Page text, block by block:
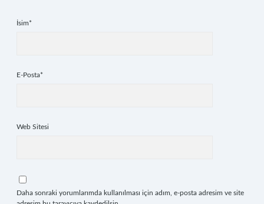
İsim*
E-Posta*
Web Sitesi
Daha sonraki yorumlarımda kullanılması için adım, e-posta adresim ve site